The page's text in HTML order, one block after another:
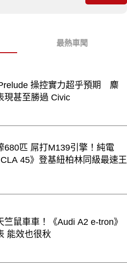
最熱車聞
操控實力超乎預期 麋
現甚至勝過 Civic
680匹 屌打M139引擎！純電
CLA 45》登基紐柏林同級最速王
竺鼠車車！《Audi A2 e-tron》
能效也很秋